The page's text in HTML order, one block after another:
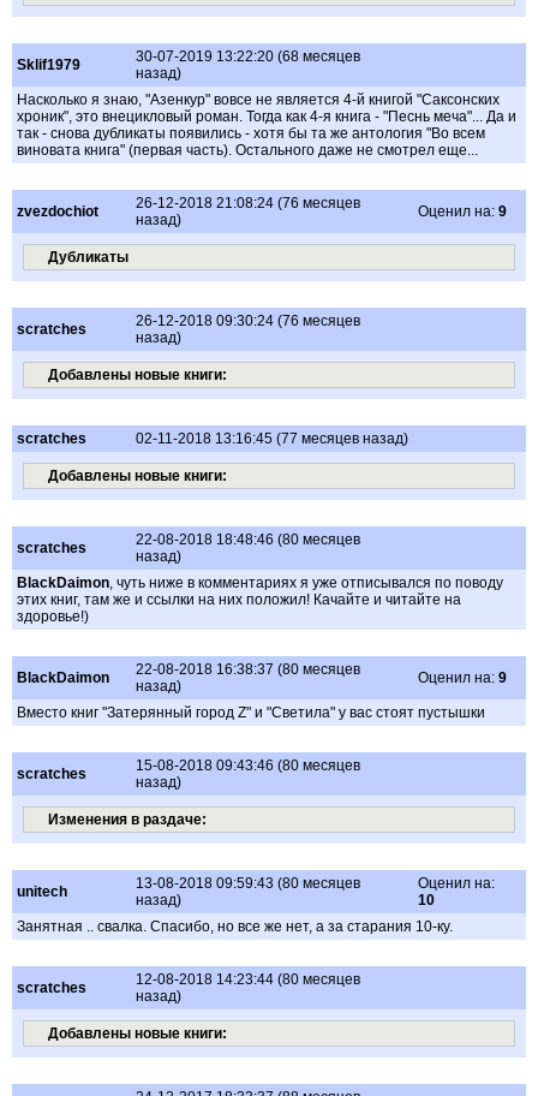
Sklif1979
30-07-2019 13:22:20 (68 месяцев
назад)
Насколько я знаю, "Азенкур" вовсе не является 4-й книгой "Саксонских
хроник", это внецикловый роман. Тогда как 4-я книга - "Песнь меча"... Да и
так - снова дубликаты появились - хотя бы та же антология "Во всем
виновата книга" (первая часть). Остального даже не смотрел еще...
zvezdochiot
26-12-2018 21:08:24 (76 месяцев
назад)
Оценил на: 9
Дубликаты
scratches
26-12-2018 09:30:24 (76 месяцев
назад)
Добавлены новые книги:
scratches 02-11-2018 13:16:45 (77 месяцев назад)
Добавлены новые книги:
scratches
22-08-2018 18:48:46 (80 месяцев
назад)
BlackDaimon, чуть ниже в комментариях я уже отписывался по поводу
этих книг, там же и ссылки на них положил! Качайте и читайте на
здоровье!)
BlackDaimon
22-08-2018 16:38:37 (80 месяцев
назад)
Оценил на: 9
Вместо книг "Затерянный город Z" и "Светила" у вас стоят пустышки
scratches
15-08-2018 09:43:46 (80 месяцев
назад)
Изменения в раздаче:
unitech
13-08-2018 09:59:43 (80 месяцев
назад)
Оценил на:
10
Занятная .. свалка. Спасибо, но все же нет, а за старания 10-ку.
scratches
12-08-2018 14:23:44 (80 месяцев
назад)
Добавлены новые книги: